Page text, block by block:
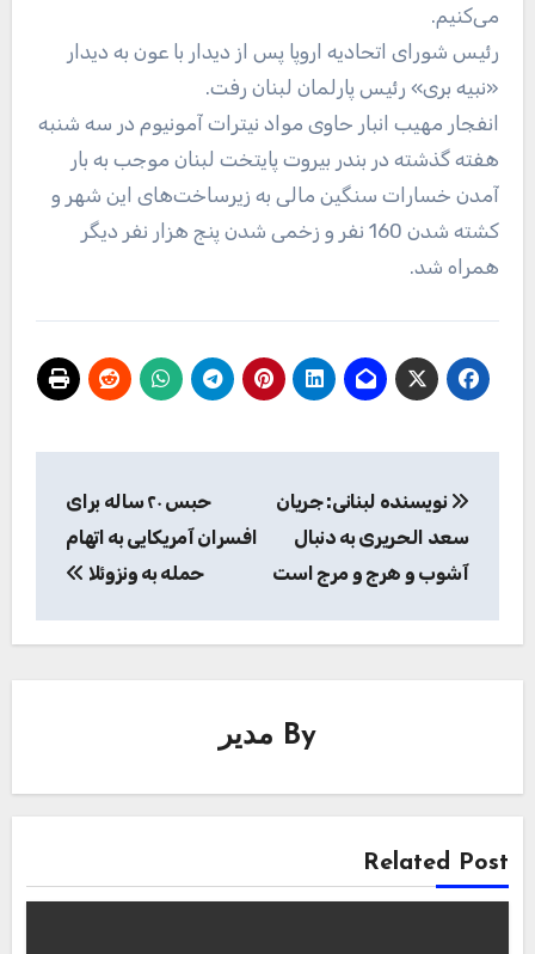
می‌کنیم.
رئیس شورای اتحادیه اروپا پس از دیدار با عون به دیدار
«نبیه بری» رئیس پارلمان لبنان رفت.
انفجار مهیب انبار حاوی مواد نیترات آمونیوم در سه شنبه
هفته گذشته در بندر بیروت پایتخت لبنان موجب به بار
آمدن خسارات سنگین مالی به زیرساخت‌های این شهر و
کشته شدن 160 نفر و زخمی شدن پنج هزار نفر دیگر
همراه شد.
نوشته
نویسنده لبنانی: جریان
سعد الحریری به دنبال
آشوب و هرج و مرج است
حبس ۲۰ ساله برای
افسران آمریکایی به اتهام
حمله به ونزوئلا
By مدیر
Related Post